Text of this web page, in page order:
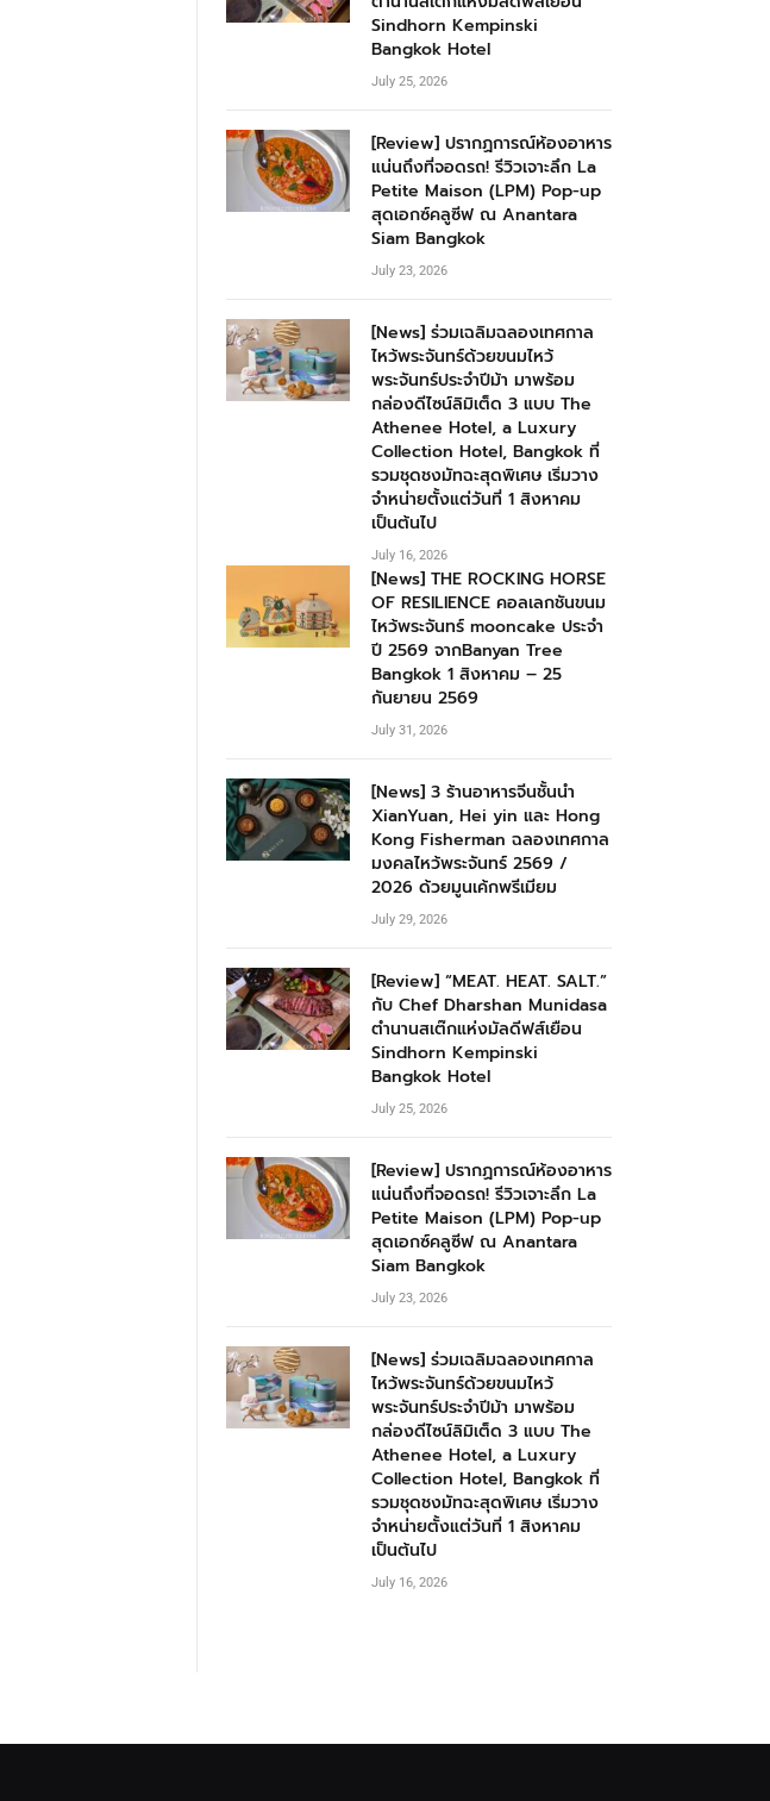
Sindhorn Kempinski
Bangkok Hotel
July 25, 2026
[Review] ปรากฏการณ์ห้องอาหาร
แน่นถึงที่จอดรถ! รีวิวเจาะลึก La
Petite Maison (LPM) Pop-up
สุดเอกซ์คลูซีฟ ณ Anantara
Siam Bangkok
July 23, 2026
[News] ร่วมเฉลิมฉลองเทศกาล
ไหว้พระจันทร์ด้วยขนมไหว้
พระจันทร์ประจำปีม้า มาพร้อม
กล่องดีไซน์ลิมิเต็ด 3 แบบ The
Athenee Hotel, a Luxury
Collection Hotel, Bangkok ที่
รวมชุดชงมัทฉะสุดพิเศษ เริ่มวาง
จำหน่ายตั้งแต่วันที่ 1 สิงหาคม
เป็นต้นไป
July 16, 2026
[News] THE ROCKING HORSE
OF RESILIENCE คอลเลกชันขนม
ไหว้พระจันทร์ mooncake ประจำ
ปี 2569 จากBanyan Tree
Bangkok 1 สิงหาคม – 25
กันยายน 2569
July 31, 2026
[News] 3 ร้านอาหารจีนชั้นนำ
XianYuan, Hei yin และ Hong
Kong Fisherman ฉลองเทศกาล
มงคลไหว้พระจันทร์ 2569 /
2026 ด้วยมูนเค้กพรีเมียม
July 29, 2026
[Review] “MEAT. HEAT. SALT.”
กับ Chef Dharshan Munidasa
ตำนานสเต๊กแห่งมัลดีฟส์เยือน
Sindhorn Kempinski
Bangkok Hotel
July 25, 2026
[Review] ปรากฏการณ์ห้องอาหาร
แน่นถึงที่จอดรถ! รีวิวเจาะลึก La
Petite Maison (LPM) Pop-up
สุดเอกซ์คลูซีฟ ณ Anantara
Siam Bangkok
July 23, 2026
[News] ร่วมเฉลิมฉลองเทศกาล
ไหว้พระจันทร์ด้วยขนมไหว้
พระจันทร์ประจำปีม้า มาพร้อม
กล่องดีไซน์ลิมิเต็ด 3 แบบ The
Athenee Hotel, a Luxury
Collection Hotel, Bangkok ที่
รวมชุดชงมัทฉะสุดพิเศษ เริ่มวาง
จำหน่ายตั้งแต่วันที่ 1 สิงหาคม
เป็นต้นไป
July 16, 2026